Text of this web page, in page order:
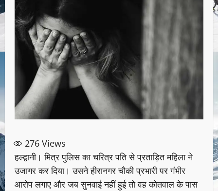
276 Views
हल्द्वानी। मित्र पुलिस का चरित्र पति से प्रताड़ित महिला ने
उजागर कर दिया। उसने हीरानगर चौकी प्रभारी पर गंभीर
आरोप लगाए और जब सुनवाई नहीं हुई तो वह कोतवाल के पास